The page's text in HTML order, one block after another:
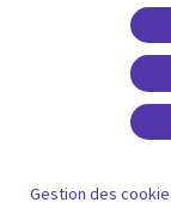
Morocco
Études de cas
Points de vue
Gestion des